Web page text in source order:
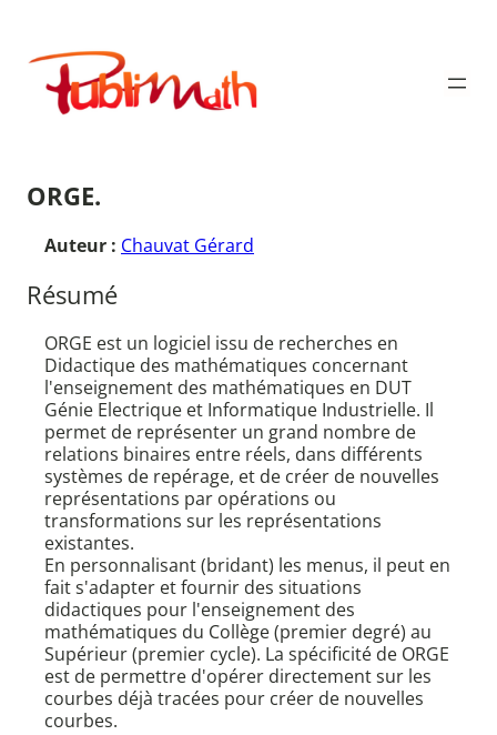
contenu
Publimath
ORGE.
Auteur : Chauvat Gérard
Résumé
ORGE est un logiciel issu de recherches en
Didactique des mathématiques concernant
l'enseignement des mathématiques en DUT
Génie Electrique et Informatique Industrielle. Il
permet de représenter un grand nombre de
relations binaires entre réels, dans différents
systèmes de repérage, et de créer de nouvelles
représentations par opérations ou
transformations sur les représentations
existantes.
En personnalisant (bridant) les menus, il peut en
fait s'adapter et fournir des situations
didactiques pour l'enseignement des
mathématiques du Collège (premier degré) au
Supérieur (premier cycle). La spécificité de ORGE
est de permettre d'opérer directement sur les
courbes déjà tracées pour créer de nouvelles
courbes.